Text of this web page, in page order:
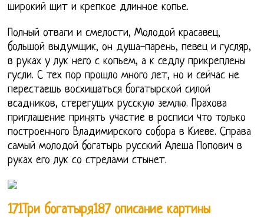
широкий щит и крепкое длинное копье.
Полный отваги и смелости, Молодой красавец,
большой выдумщик, он душа-парень, певец и гусляр,
в руках у лук него с копьем, а к седлу прикреплены
гусли. С тех пор прошло много лет, но и сейчас не
перестаешь восхищаться богатырской силой
всадников, стерегущих русскую землю. Прахова
приглашение принять участие в росписи что только
построенного Владимирского собора в Киеве. Справа
самый молодой богатырь русский Алеша Попович в
руках его лук со стрелами стынет.
171Три богатыря187 описание картины